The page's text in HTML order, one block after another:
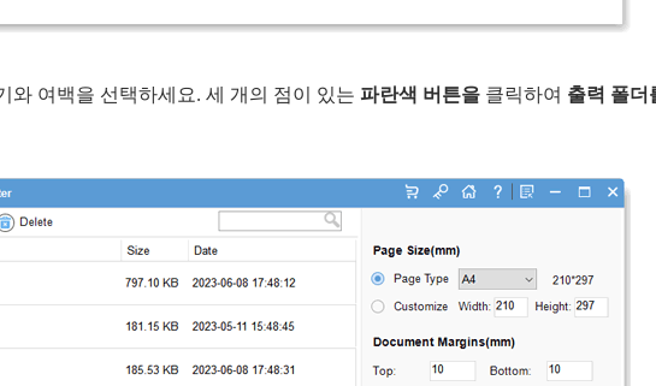
와 여백을 선택하세요. 세 개의 점이 있는 파란색 버튼을 클릭하여 출력 폴더